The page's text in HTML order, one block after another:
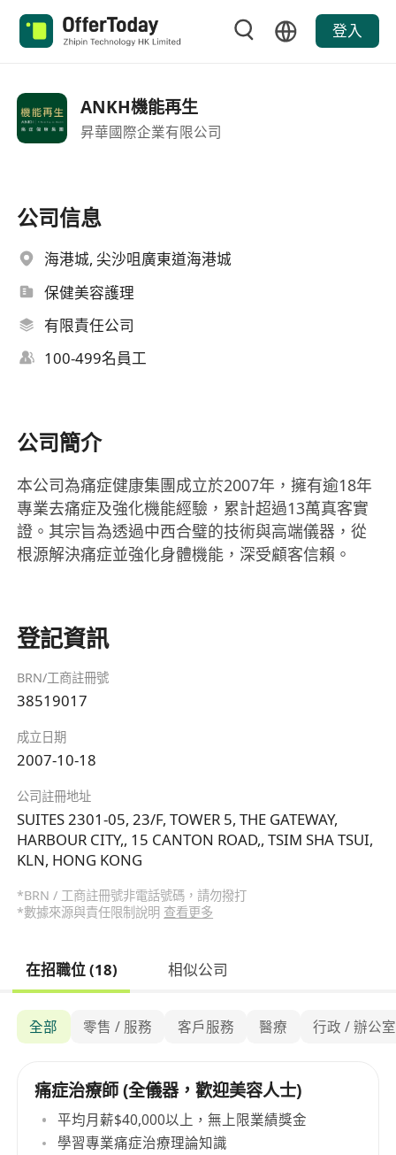
登入
ANKH機能再生
昇華國際企業有限公司
公司信息
海港城, 尖沙咀廣東道海港城
保健美容護理
有限責任公司
100-499名員工
公司簡介
本公司為痛症健康集團成立於2007年，擁有逾18年
專業去痛症及強化機能經驗，累計超過13萬真客實
證。其宗旨為透過中西合璧的技術與高端儀器，從
根源解決痛症並強化身體機能，深受顧客信賴。
登記資訊
BRN/工商註冊號
38519017
成立日期
2007-10-18
公司註冊地址
SUITES 2301-05, 23/F, TOWER 5, THE GATEWAY,
HARBOUR CITY,, 15 CANTON ROAD,, TSIM SHA TSUI,
KLN, HONG KONG
*BRN / 工商註冊號非電話號碼，請勿撥打
*數據來源與責任限制說明 查看更多
在招職位 (18) 相似公司
全部 零售 / 服務 客戶服務 醫療 行政 / 辦公
痛症治療師 (全儀器，歡迎美容人士)
平均月薪$40,000以上，無上限業績獎金
學習專業痛症治療理論知識